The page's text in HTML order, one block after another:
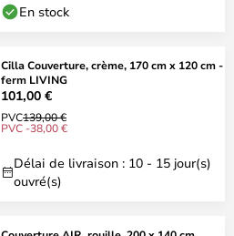
En stock
Cilla Couverture, crème, 170 cm x 120 cm -
ferm LIVING
101,00 €
PVC139,00 €
PVC -38,00 €
Délai de livraison : 10 - 15 jour(s)
ouvré(s)